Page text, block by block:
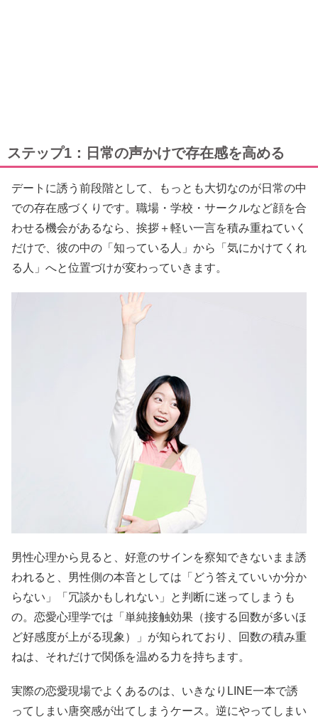
ステップ1：日常の声かけで存在感を高める
デートに誘う前段階として、もっとも大切なのが日常の中
での存在感づくりです。職場・学校・サークルなど顔を合
わせる機会があるなら、挨拶＋軽い一言を積み重ねていく
だけで、彼の中の「知っている人」から「気にかけてくれ
る人」へと位置づけが変わっていきます。
男性心理から見ると、好意のサインを察知できないまま誘
われると、男性側の本音としては「どう答えていいか分か
らない」「冗談かもしれない」と判断に迷ってしまうも
の。恋愛心理学では「単純接触効果（接する回数が多いほ
ど好感度が上がる現象）」が知られており、回数の積み重
ねは、それだけで関係を温める力を持ちます。
実際の恋愛現場でよくあるのは、いきなりLINE一本で誘
ってしまい唐突感が出てしまうケース。逆にやってしまい